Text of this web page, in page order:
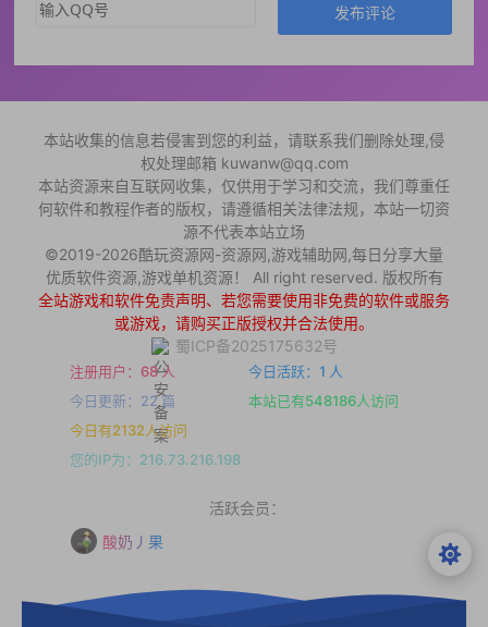
发布评论
本站收集的信息若侵害到您的利益，请联系我们删除处理,侵
权处理邮箱 kuwanw@qq.com
本站资源来自互联网收集，仅供用于学习和交流，我们尊重任
何软件和教程作者的版权，请遵循相关法律法规，本站一切资
源不代表本站立场
©2019-2026酷玩资源网-资源网,游戏辅助网,每日分享大量
优质软件资源,游戏单机资源！ All right reserved. 版权所有
全站游戏和软件免责声明、若您需要使用非免费的软件或服务
或游戏，请购买正版授权并合法使用。
蜀ICP备2025175632号
注册用户：68 人
今日活跃：1 人
今日更新：22 篇
本站已有548186人访问
今日有2132人访问
您的IP为：216.73.216.198
活跃会员：
酸奶丿果